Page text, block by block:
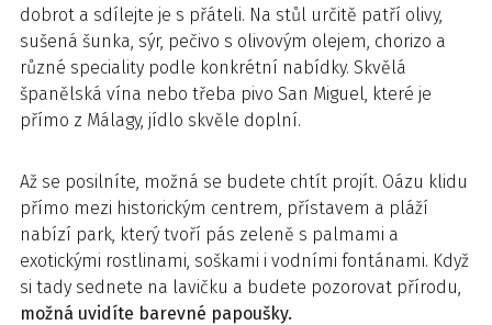
dobrot a sdílejte je s přáteli. Na stůl určitě patří olivy,
sušená šunka, sýr, pečivo s olivovým olejem, chorizo a
různé speciality podle konkrétní nabídky. Skvělá
španělská vína nebo třeba pivo San Miguel, které je
přímo z Málagy, jídlo skvěle doplní.
Až se posilníte, možná se budete chtít projít. Oázu klidu
přímo mezi historickým centrem, přístavem a pláží
nabízí park, který tvoří pás zeleně s palmami a
exotickými rostlinami, soškami i vodními fontánami. Když
si tady sednete na lavičku a budete pozorovat přírodu,
možná uvidíte barevné papoušky.